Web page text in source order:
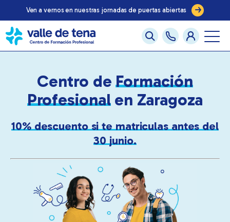
Ven a vernos en nuestras jornadas de puertas abiertas
Centro deFormación
Profesionalen Zaragoza
10% descuento si te matriculas antes del
30 junio.